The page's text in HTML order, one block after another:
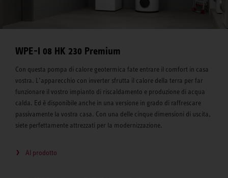
WPE-I 08 HK 230 Premium
Con questa pompa di calore geotermica fate entrare il comfort in casa
vostra. L’apparecchio con inverter sfrutta il calore della terra per far
funzionare il vostro impianto di riscaldamento e produzione di acqua
calda. Ed è disponibile anche in una versione in grado di raffrescare
passivamente la vostra casa. Con una delle cinque dimensioni di uscita,
siete perfettamente attrezzati per la modernizzazione.
Al prodotto